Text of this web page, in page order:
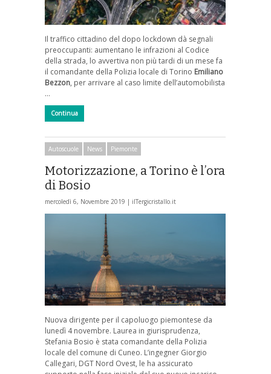
Il traffico cittadino del dopo lockdown dà segnali
preoccupanti: aumentano le infrazioni al Codice
della strada, lo avvertiva non più tardi di un mese fa
il comandante della Polizia locale di Torino Emiliano
Bezzon, per arrivare al caso limite dell’automobilista
…
Continua
Autoscuole News Piemonte
Motorizzazione, a Torino è l’ora
di Bosio
mercoledì 6, Novembre 2019 | ilTergicristallo.it
Nuova dirigente per il capoluogo piemontese da
lunedì 4 novembre. Laurea in giurisprudenza,
Stefania Bosio è stata comandante della Polizia
locale del comune di Cuneo. L’ingegner Giorgio
Callegari, DGT Nord Ovest, le ha assicurato